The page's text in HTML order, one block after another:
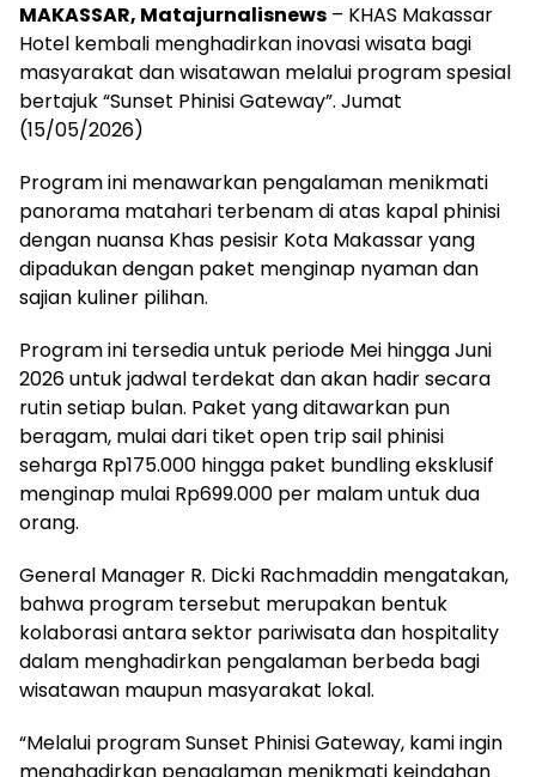
MAKASSAR, Matajurnalisnews – KHAS Makassar
Hotel kembali menghadirkan inovasi wisata bagi
masyarakat dan wisatawan melalui program spesial
bertajuk “Sunset Phinisi Gateway”. Jumat
(15/05/2026)
Program ini menawarkan pengalaman menikmati
panorama matahari terbenam di atas kapal phinisi
dengan nuansa Khas pesisir Kota Makassar yang
dipadukan dengan paket menginap nyaman dan
sajian kuliner pilihan.
Program ini tersedia untuk periode Mei hingga Juni
2026 untuk jadwal terdekat dan akan hadir secara
rutin setiap bulan. Paket yang ditawarkan pun
beragam, mulai dari tiket open trip sail phinisi
seharga Rp175.000 hingga paket bundling eksklusif
menginap mulai Rp699.000 per malam untuk dua
orang.
General Manager R. Dicki Rachmaddin mengatakan,
bahwa program tersebut merupakan bentuk
kolaborasi antara sektor pariwisata dan hospitality
dalam menghadirkan pengalaman berbeda bagi
wisatawan maupun masyarakat lokal.
“Melalui program Sunset Phinisi Gateway, kami ingin